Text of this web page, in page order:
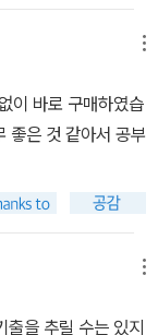
이 바로 구매하였습
좋은 것 같아서 공부
을 추릴 수는 있지